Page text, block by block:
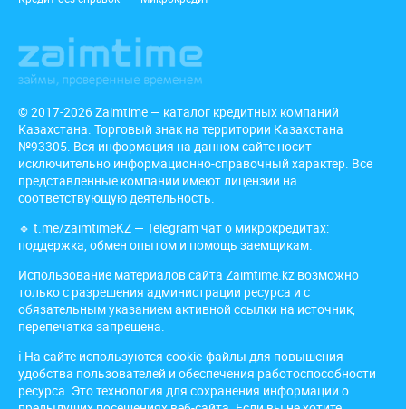
© 2017-2026 Zaimtime — каталог кредитных компаний
Казахстана. Торговый знак на территории Казахстана
№93305. Вся информация на данном сайте носит
исключительно информационно-справочный характер. Все
представленные компании имеют лицензии на
соответствующую деятельность.
🔹 t.me/zaimtimeKZ — Telegram чат о микрокредитах:
поддержка, обмен опытом и помощь заемщикам.
Использование материалов сайта Zaimtime.kz возможно
только с разрешения администрации ресурса и с
обязательным указанием активной ссылки на источник,
перепечатка запрещена.
ℹ️ На сайте используются cookie-файлы для повышения
удобства пользователей и обеспечения работоспособности
ресурса. Это технология для сохранения информации о